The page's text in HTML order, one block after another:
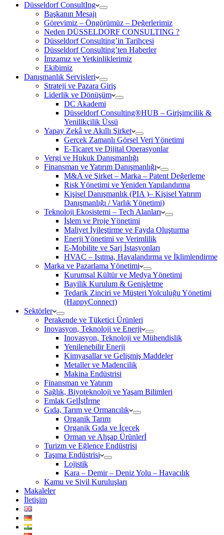
Düsseldorf ConsultIng
Başkanın Mesajı
Görevimiz – Öngörümüz – Değerlerimiz
Neden DÜSSELDORF CONSULTING ?
Düsseldorf Consulting’in Tarihçesi
Düsseldorf Consulting’ten Haberler
İmzamız ve Yetkinliklerimiz
Ekibimiz
Danışmanlık Servisleri
Strateji ve Pazara Giriş
Liderlik ve Dönüşüm
DC Akademi
Düsseldorf Consulting®HUB – Girişimcilik &
Yenilikçilik Üssü
Yapay Zekâ ve Akıllı Şirket
Gerçek Zamanlı Görsel Veri Yönetimi
E-Ticaret ve Dijital Operasyonlar
Vergi ve Hukuk Danışmanlığı
Finansman ve Yatırım Danışmanlığı
M&A ve Şirket – Marka – Patent Değerleme
Risk Yönetimi ve Yeniden Yapılandırma
Kişisel Danışmanlık (PIA )– Kişisel Yatırım
Danışmanlığı / Varlık Yönetimi)
Teknoloji Ekosistemi – Tech Alanları
İşlem ve Proje Yönetimi
Maliyet İyileştirme ve Fayda Oluşturma
Enerji Yönetimi ve Verimlilik
E-Mobilite ve Şarj İstasyonları
HVAC – Isıtma, Havalandırma ve İklimlendirme
Marka ve Pazarlama Yönetimi
Kurumsal Kültür ve Medya Yönetimi
Bayilik Kurulum & Genişletme
Tedarik Zinciri ve Müşteri Yolculuğu Yönetimi
(HappyConnect)
Sektörler
Perakende ve Tüketici Ürünleri
Inovasyon, Teknoloji ve Enerji
Inovasyon, Teknoloji ve Mühendislik
Yenilenebilir Enerji
Kimyasallar ve Gelişmiş Maddeler
Metaller ve Madencilik
Makina Endüstrisi
Finansman ve Yatırım
Sağlık, Biyoteknoloji ve Yaşam Bilimleri
Emlak Gelİştİrme
Gıda, Tarım ve Ormancılık
Organik Tarım
Organik Gıda ve İçecek
Orman ve Ahşap Ürünlerİ
Turizm ve Eğlence Endüstrisi
Taşıma Endüstrisi
Lojistik
Kara – Demir – Deniz Yolu – Havacılık
Kamu ve Sivil Kuruluşları
Makaleler
İletişim